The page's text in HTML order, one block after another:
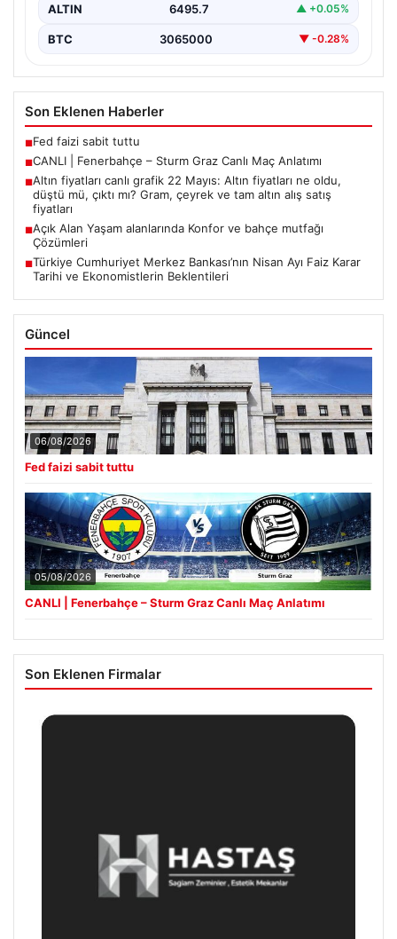
ALTIN 6495.7 ▲ +0.05%
BTC 3065000 ▼ -0.28%
Son Eklenen Haberler
■Fed faizi sabit tuttu
■CANLI | Fenerbahçe – Sturm Graz Canlı Maç Anlatımı
■Altın fiyatları canlı grafik 22 Mayıs: Altın fiyatları ne oldu,
düştü mü, çıktı mı? Gram, çeyrek ve tam altın alış satış
fiyatları
■Açık Alan Yaşam alanlarında Konfor ve bahçe mutfağı
Çözümleri
■Türkiye Cumhuriyet Merkez Bankası’nın Nisan Ayı Faiz Karar
Tarihi ve Ekonomistlerin Beklentileri
Güncel
06/08/2026
Fed faizi sabit tuttu
05/08/2026
CANLI | Fenerbahçe – Sturm Graz Canlı Maç Anlatımı
Son Eklenen Firmalar